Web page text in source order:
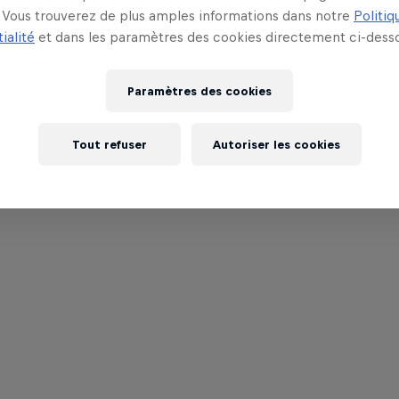
trouverez de plus amples informations dans notre
et dans les paramètres des cookies directement ci-
Paramètres des cookies
Tout refuser Autoriser les cookies